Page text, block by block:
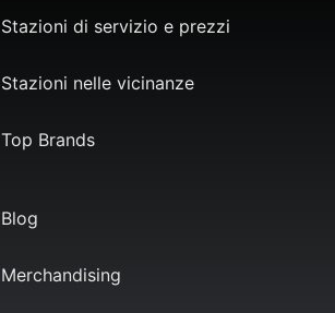
Stazioni di servizio e prezzi
Stazioni nelle vicinanze
Top Brands
Blog
Merchandising